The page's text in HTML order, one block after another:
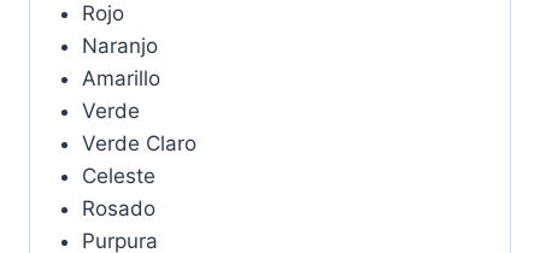
Rojo
Naranjo
Amarillo
Verde
Verde Claro
Celeste
Rosado
Purpura